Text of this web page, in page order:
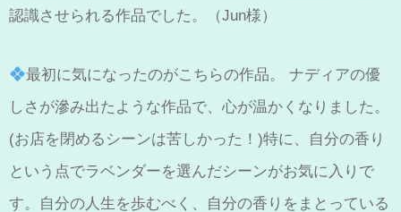
認識させられる作品でした。（Jun様）
最初に気になったのがこちらの作品。 ナディアの優
しさが滲み出たような作品で、心が温かくなりました。
(お店を閉めるシーンは苦しかった！)特に、自分の香り
という点でラベンダーを選んだシーンがお気に入りで
す。自分の人生を歩むべく、自分の香りをまとっている